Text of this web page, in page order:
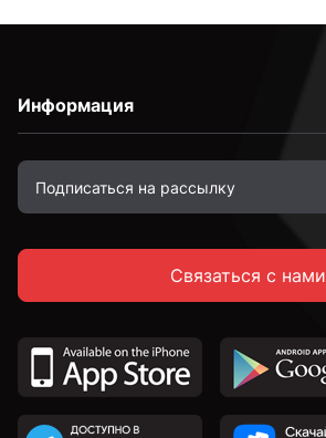
М10
М12
Информация
Связаться с нами